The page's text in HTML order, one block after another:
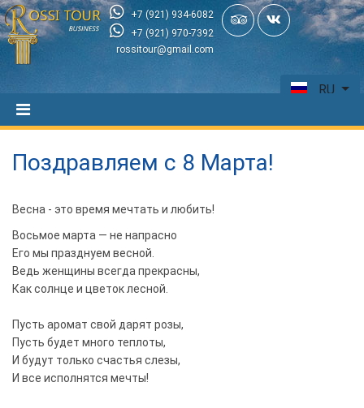
+7 (921) 934-6082
+7 (921) 970-7392
rossitour@gmail.com
RU
Поздравляем с 8 Марта!
Весна - это время мечтать и любить!
Восьмое марта — не напрасно
Его мы празднуем весной.
Ведь женщины всегда прекрасны,
Как солнце и цветок лесной.
Пусть аромат свой дарят розы,
Пусть будет много теплоты,
И будут только счастья слезы,
И все исполнятся мечты!